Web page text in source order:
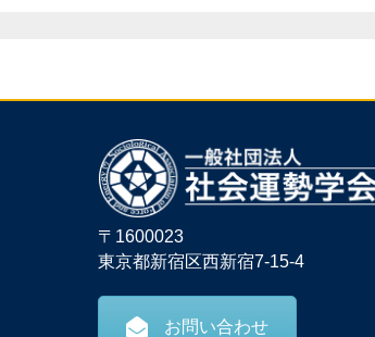
〒1600023
東京都新宿区西新宿7-15-4
お問い合わせ